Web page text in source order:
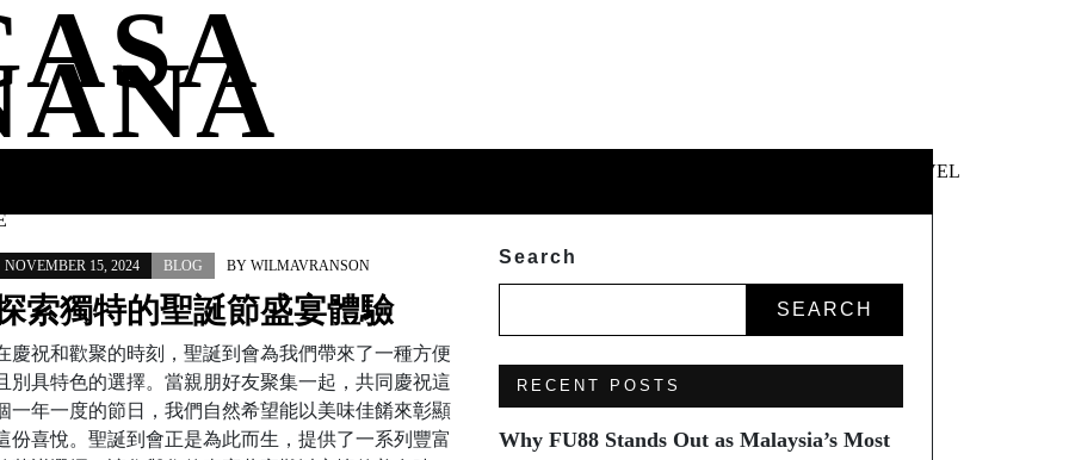
TRAVEL
NOVEMBER 15, 2024 BLOG BY WILMAVRANSON
索獨特的聖誕節盛宴體驗
慶祝和歡聚的時刻，聖誕到會為我們帶來了一種方便
別具特色的選擇。當親朋好友聚集一起，共同慶祝這
一年一度的節日，我們自然希望能以美味佳餚來彰顯
份喜悅。聖誕到會正是為此而生，提供了一系列豐富
Search
SEARCH
RECENT POSTS
Why FU88 Stands Out as Malaysia’s Most